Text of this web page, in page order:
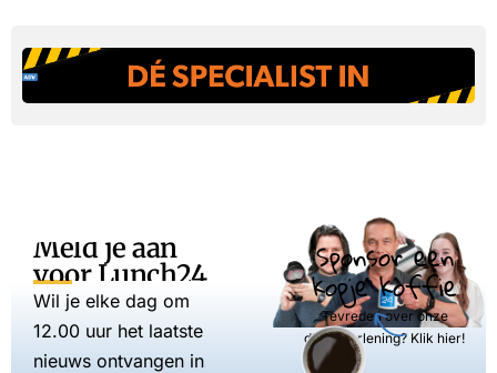
Meld je aan
voor Lunch24
Wil je elke dag om
12.00 uur het laatste
nieuws ontvangen in
Sponsor een
kopje koffie
Tevreden over onze
dienstverlening? Klik hier!